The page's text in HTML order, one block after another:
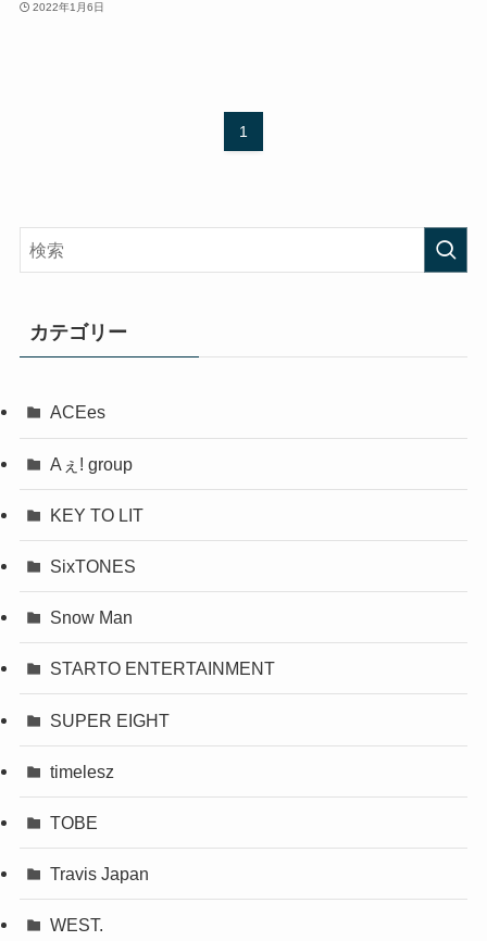
2022年1月6日
1
カテゴリー
ACEes
Aぇ! group
KEY TO LIT
SixTONES
Snow Man
STARTO ENTERTAINMENT
SUPER EIGHT
timelesz
TOBE
Travis Japan
WEST.